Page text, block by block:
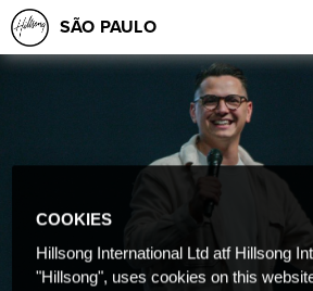
SÃO PAULO
COOKIES
Hillsong International Ltd atf Hillsong
"Hillsong", uses cookies on this